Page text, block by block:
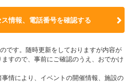
情報、電話番号を確認する
です。随時更新をしておりますが内容が
すので、事前にご確認のうえ、おでかけ
情により、イベントの開催情報、施設の